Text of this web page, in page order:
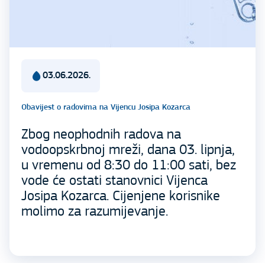
03.06.2026.
Obavijest o radovima na Vijencu Josipa Kozarca
Zbog neophodnih radova na
vodoopskrbnoj mreži, dana 03. lipnja,
u vremenu od 8:30 do 11:00 sati, bez
vode će ostati stanovnici Vijenca
Josipa Kozarca. Cijenjene korisnike
molimo za razumijevanje.